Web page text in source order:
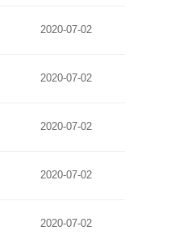
2020-07-02
2020-07-02
2020-07-02
2020-07-02
2020-07-02